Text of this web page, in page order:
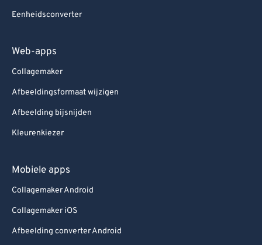
Eenheidsconverter
Web-apps
Collagemaker
Afbeeldingsformaat wijzigen
Afbeelding bijsnijden
Kleurenkiezer
Mobiele apps
Collagemaker Android
Collagemaker iOS
Afbeelding converter Android